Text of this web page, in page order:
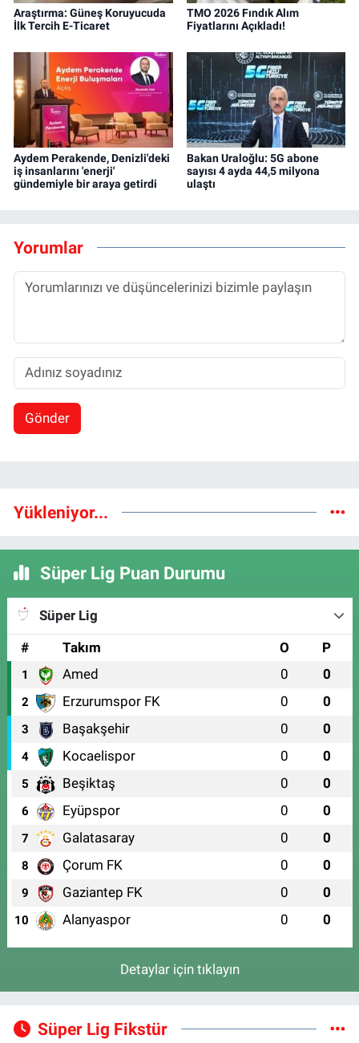
Araştırma: Güneş Koruyucuda
İlk Tercih E-Ticaret
TMO 2026 Fındık Alım
Fiyatlarını Açıkladı!
Aydem Perakende, Denizli'deki
iş insanlarını 'enerji'
gündemiyle bir araya getirdi
Bakan Uraloğlu: 5G abone
sayısı 4 ayda 44,5 milyona
ulaştı
Yorumlar
Gönder
Yükleniyor...
Süper Lig Puan Durumu
Süper Lig
#
Takım O P
1 Amed 0 0
2 Erzurumspor FK 0 0
3 Başakşehir 0 0
4 Kocaelispor 0 0
5 Beşiktaş 0 0
6 Eyüpspor 0 0
7 Galatasaray 0 0
8 Çorum FK 0 0
9 Gaziantep FK 0 0
10 Alanyaspor 0 0
Detaylar için tıklayın
Süper Lig Fikstür